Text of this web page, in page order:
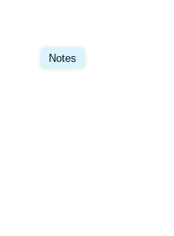
Notes
Image
principale